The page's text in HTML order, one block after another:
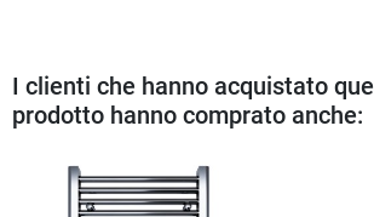
I clienti che hanno acquistato
prodotto hanno comprato anche: